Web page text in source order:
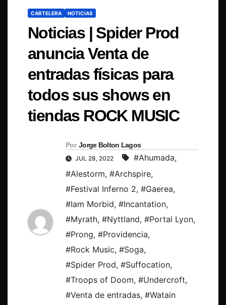
CARTELERA NOTICIAS
Noticias | Spider Prod
anuncia Venta de
entradas físicas para
todos sus shows en
tiendas ROCK MUSIC
Por Jorge Bolton Lagos
JUL 28, 2022 #Ahumada,
#Alestorm, #Archspire,
#Festival Inferno 2, #Gaerea,
#Iam Morbid, #Incantation,
#Myrath, #Nyttland, #Portal Lyon,
#Prong, #Providencia,
#Rock Music, #Soga,
#Spider Prod, #Suffocation,
#Troops of Doom, #Undercroft,
#Venta de entradas, #Watain